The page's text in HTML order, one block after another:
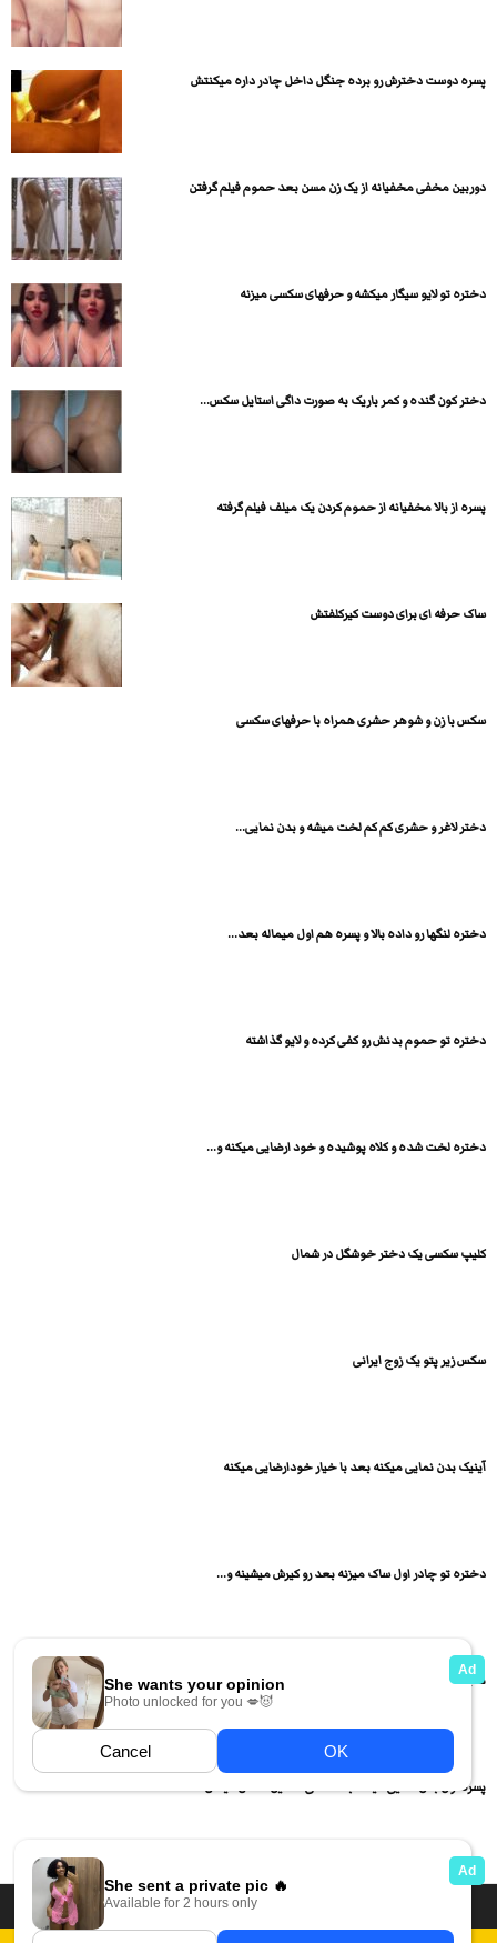
پسره دوست دخترش رو برده جنگل داخل چادر داره میکنتش
دوربین مخفی مخفیانه از یک زن مسن بعد حموم فیلم گرفتن
دختره تو لایو سیگار میکشه و حرفهای سکسی میزنه
دختر کون گنده و کمر باریک به صورت داگی استایل سکس...
پسره از بالا مخفیانه از حموم کردن یک میلف فیلم گرفته
ساک حرفه ای برای دوست کیرکلفتش
سکس با زن و شوهر حشری همراه با حرفهای سکسی
دختر لاغر و حشری کم کم لخت میشه و بدن نمایی...
دختره لنگها رو داده بالا و پسره هم اول میماله بعد...
دختره تو حموم بدنش رو کفی کرده و لایو گذاشته
دختره لخت شده و کلاه پوشیده و خود ارضایی میکنه و...
کلیپ سکسی یک دختر خوشگل در شمال
سکس زیر پتو یک زوج ایرانی
آینیک بدن نمایی میکنه بعد با خیار خودارضایی میکنه
دختره تو چادر اول ساک میزنه بعد رو کیرش میشینه و...
نسیم الماسی شاخ اینستا لخت شده و داره بدن نمایی میکنه
پسره اول بدن نمایی میکنه بعد داگی استایل سکس میکنن